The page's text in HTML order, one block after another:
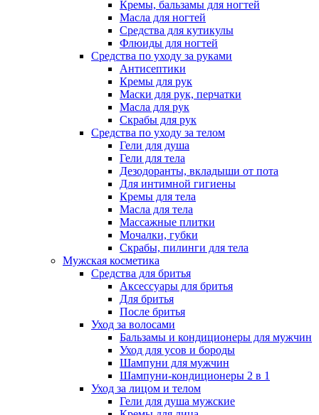
Кремы, бальзамы для ногтей
Масла для ногтей
Средства для кутикулы
Флюиды для ногтей
Средства по уходу за руками
Антисептики
Кремы для рук
Маски для рук, перчатки
Масла для рук
Скрабы для рук
Средства по уходу за телом
Гели для душа
Гели для тела
Дезодоранты, вкладыши от пота
Для интимной гигиены
Кремы для тела
Масла для тела
Массажные плитки
Мочалки, губки
Скрабы, пилинги для тела
Мужская косметика
Средства для бритья
Аксессуары для бритья
Для бритья
После бритья
Уход за волосами
Бальзамы и кондиционеры для мужчин
Уход для усов и бороды
Шампуни для мужчин
Шампуни-кондиционеры 2 в 1
Уход за лицом и телом
Гели для душа мужские